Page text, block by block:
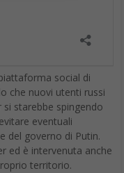
social di
che nuovi utenti russi
si starebbe spingendo
eventuali
del governo di Putin.
ed è intervenuta anche
territorio.